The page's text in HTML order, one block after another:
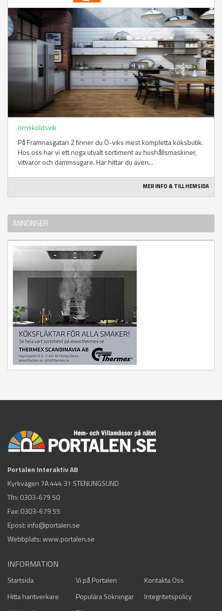
örnsköldsvik
På Framnäsgatan 2 finner du Ö-viks mest kompletta köksbutik.
Hos oss har vi ett noga utvalt sortiment av hushållsmaskiner,
vitvaror och dammsugare. Här hittar du även...
MER INFO & TILL HEMSIDA
ANNONSER
Portalen Interaktiv AB
Kyrkvägen 7A 444 31 STENUNGSUND
Tfn: 0303-679 50
Fax: 0303-679 55
Epost: info@portalen.se
Webbplats: www.portalen.se
INFORMATION
Startsida Vi på Portalen
Kontakta Oss
Hitta hantverkare
Populära Sökningar
Integritetspolicy